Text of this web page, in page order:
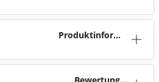
Produktinforma